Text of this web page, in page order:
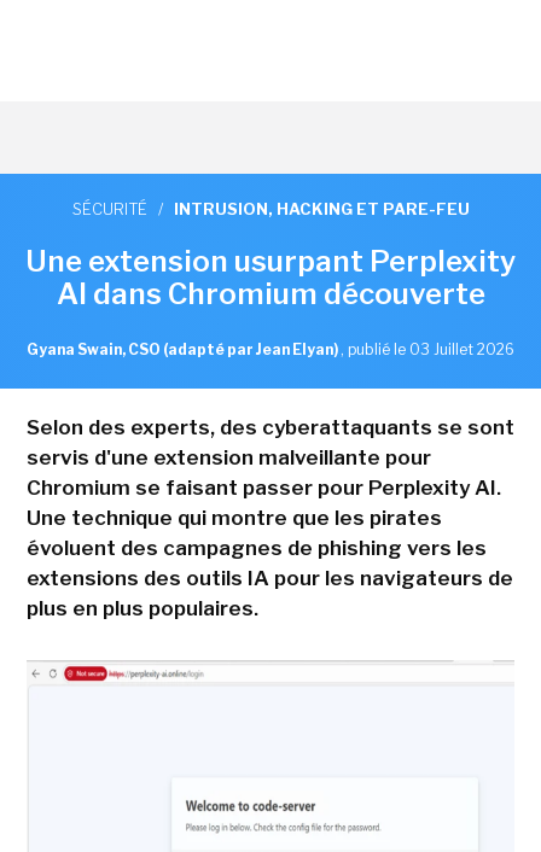
SÉCURITÉ / INTRUSION, HACKING ET PARE-FEU
Une extension usurpant Perplexity
AI dans Chromium découverte
Gyana Swain, CSO (adapté par Jean Elyan) , publié le 03 Juillet 2026
Selon des experts, des cyberattaquants se sont
servis d'une extension malveillante pour
Chromium se faisant passer pour Perplexity AI.
Une technique qui montre que les pirates
évoluent des campagnes de phishing vers les
extensions des outils IA pour les navigateurs de
plus en plus populaires.